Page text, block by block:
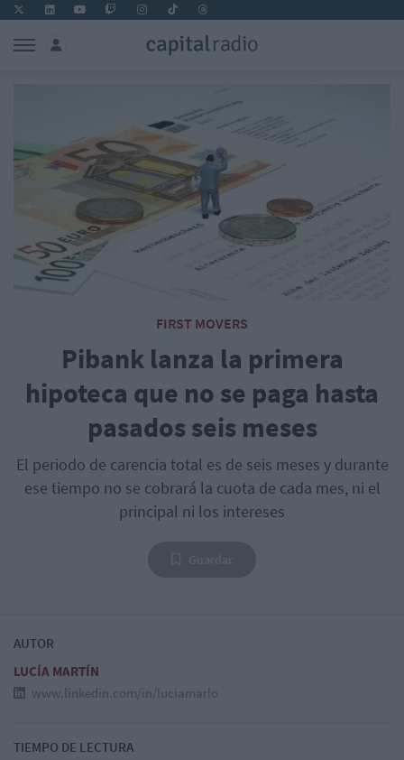
FIRST MOVERS
Pibank lanza la primera
hipoteca que no se paga hasta
pasados seis meses
El periodo de carencia total es de seis meses y durante
ese tiempo no se cobrará la cuota de cada mes, ni el
principal ni los intereses
AUTOR
LUCÍA MARTÍN
www.linkedin.com/in/luciamarlo
TIEMPO DE LECTURA